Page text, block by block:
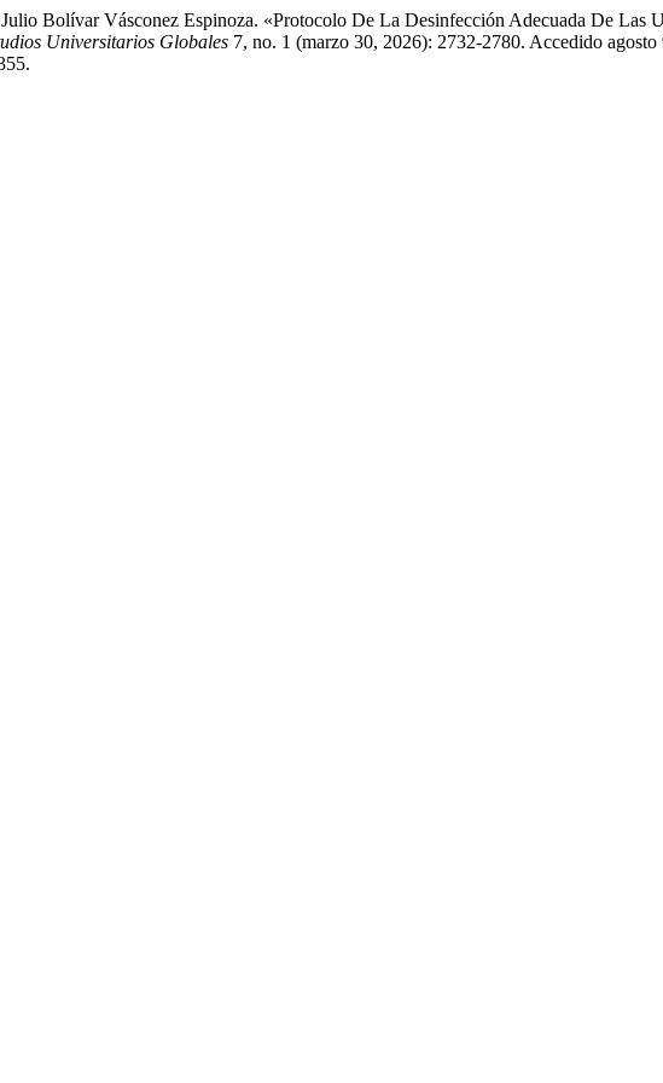
Bolívar Vásconez Espinoza. «Protocolo De La Desinfección Adecuada De Las
Universitarios Globales 7, no. 1 (marzo 30, 2026): 2732-2780. Accedido agosto